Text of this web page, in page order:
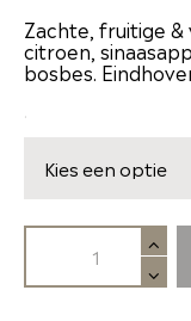
Zachte, fruitige &
citroen,
bosbes.
.